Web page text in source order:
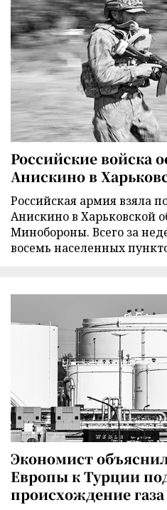
Российские войска
Анискино в
Российская армия взяла
Анискино в Харьковской
Минобороны. Всего за
восемь населенных
Экономист
Европы к Турции
происхождение газа